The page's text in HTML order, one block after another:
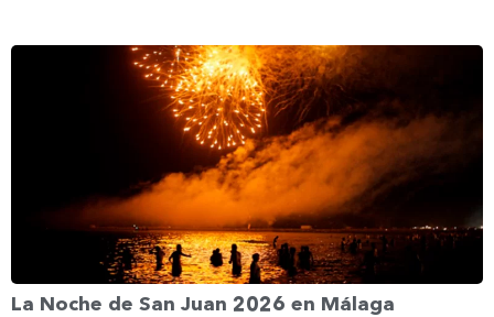
La Noche de San Juan 2026 en Málaga